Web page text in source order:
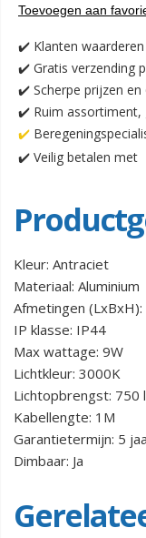
Toevoegen aan
✔️ Klanten
✔️ Gratis verzending
✔️ Scherpe prijzen en
✔️ Ruim assortiment,
✔️
✔️ Veilig betalen met
Kleur: Antraciet
Materiaal: Aluminium
Afmetingen
IP klasse: IP44
Max wattage: 9W
Lichtkleur: 3000K
Lichtopbrengst: 750
Kabellengte: 1M
Garantietermijn: 5
Dimbaar: Ja